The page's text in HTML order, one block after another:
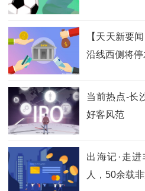
【天天新要
沿线西侧将
当前热点-长
好客风范
出海记·走
人，50余载